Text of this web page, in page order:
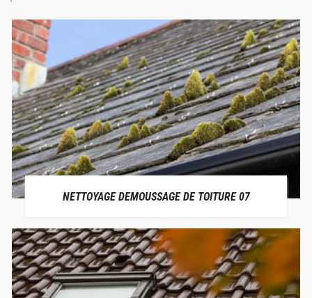
NETTOYAGE DEMOUSSAGE DE TOITURE 07